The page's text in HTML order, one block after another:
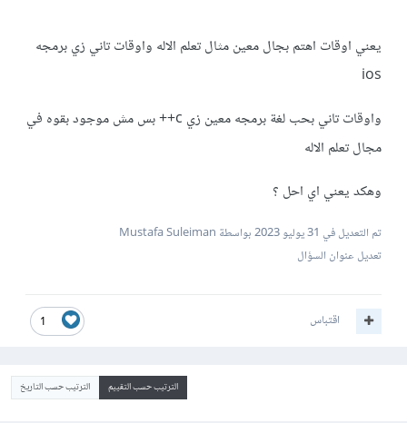
يعني اوقات اهتم بجال معين مثال تعلم الاله واوقات تاني زي برمجه
ios
واوقات تاني بحب لغة برمجه معين زي c++ بس مش موجود بقوه في
مجال تعلم الاله
وهكد يعني اي احل ؟
تم التعديل في 31 يوليو 2023
بواسطة Mustafa Suleiman
تعديل عنوان السؤال
1 اقتباس
الترتيب حسب التقييم الترتيب حسب التاريخ